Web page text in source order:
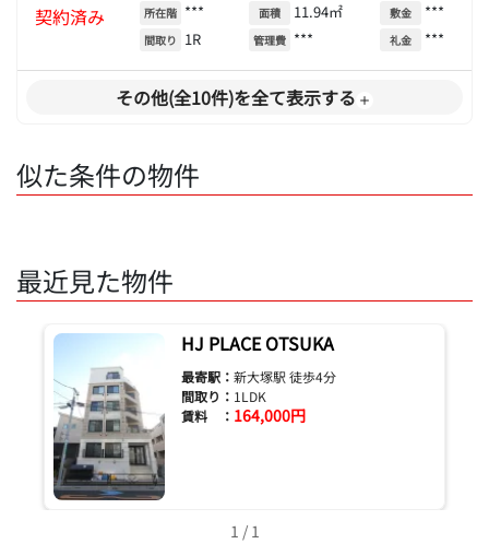
契約済み 所在階 ***
間取り 1R
面積 11.94㎡
管理費 ***
敷金 ***
礼金 ***
その他(全10件)を全て表示する
似た条件の物件
最近見た物件
HJ PLACE OTSUKA
最寄駅： 新大塚駅 徒歩4分
間取り： 1LDK
賃料 ： 164,000円
1 / 1